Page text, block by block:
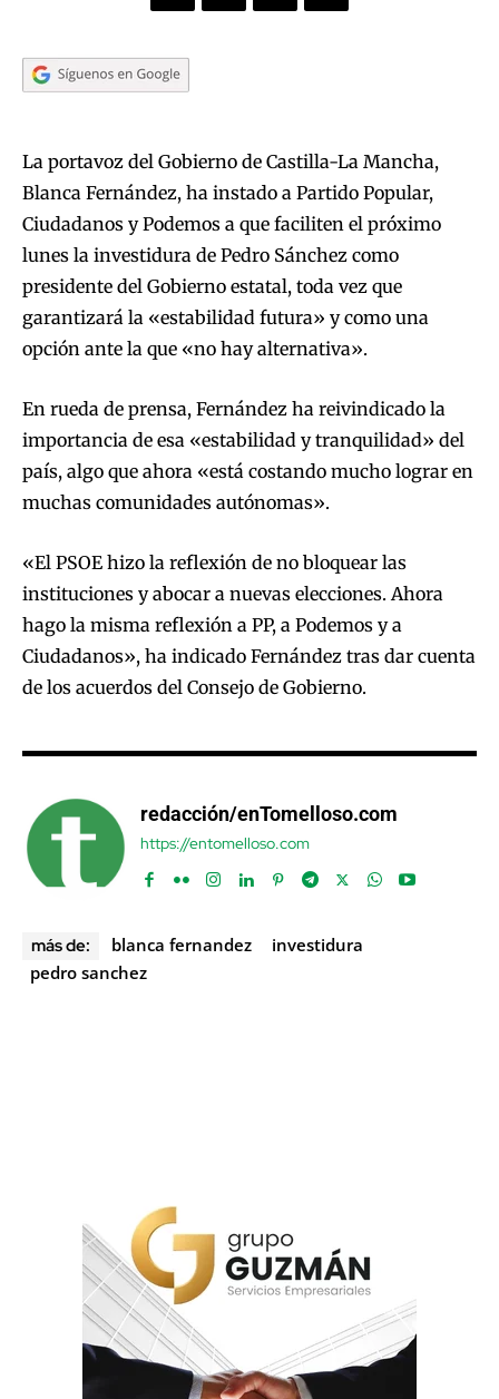
La portavoz del Gobierno de Castilla-La Mancha,
Blanca Fernández, ha instado a Partido Popular,
Ciudadanos y Podemos a que faciliten el próximo
lunes la investidura de Pedro Sánchez como
presidente del Gobierno estatal, toda vez que
garantizará la «estabilidad futura» y como una
opción ante la que «no hay alternativa».
En rueda de prensa, Fernández ha reivindicado la
importancia de esa «estabilidad y tranquilidad» del
país, algo que ahora «está costando mucho lograr en
muchas comunidades autónomas».
«El PSOE hizo la reflexión de no bloquear las
instituciones y abocar a nuevas elecciones. Ahora
hago la misma reflexión a PP, a Podemos y a
Ciudadanos», ha indicado Fernández tras dar cuenta
de los acuerdos del Consejo de Gobierno.
redacción/enTomelloso.com
https://entomelloso.com
más de: blanca fernandez
investidura
pedro sanchez